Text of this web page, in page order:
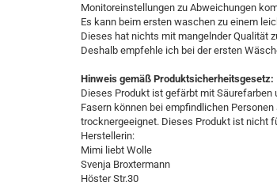
Monitoreinstellungen zu Abweichungen
Es kann beim ersten waschen zu einem
Dieses hat nichts mit mangelnder Qualität
Deshalb empfehle ich bei der ersten
Hinweis gemäß Produktsicherheitsgesetz:
Dieses Produkt ist gefärbt mit
Fasern können bei empfindlichen
trocknergeeignet. Dieses Produkt ist nicht
Herstellerin:
Mimi liebt Wolle
Svenja Broxtermann
Höster Str.30